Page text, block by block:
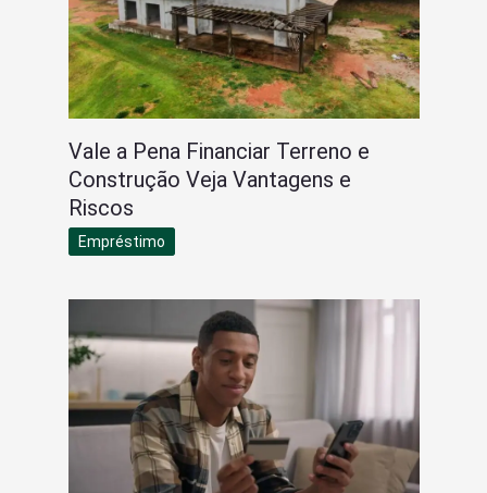
Vale a Pena Financiar Terreno e
Construção Veja Vantagens e
Riscos
Empréstimo